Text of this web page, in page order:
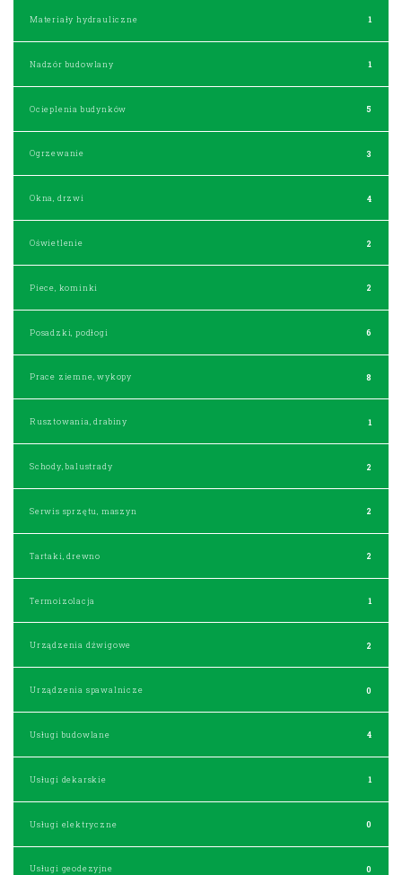
Materiały hydrauliczne 1
Nadzór budowlany 1
Ocieplenia budynków 5
Ogrzewanie 3
Okna, drzwi 4
Oświetlenie 2
Piece, kominki 2
Posadzki, podłogi 6
Prace ziemne, wykopy 8
Rusztowania, drabiny 1
Schody, balustrady 2
Serwis sprzętu, maszyn 2
Tartaki, drewno 2
Termoizolacja 1
Urządzenia dźwigowe 2
Urządzenia spawalnicze 0
Usługi budowlane 4
Usługi dekarskie 1
Usługi elektryczne 0
Usługi geodezyjne 0